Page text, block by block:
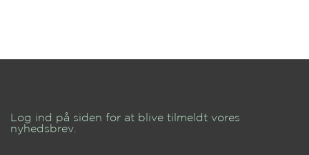
Log ind på siden for at blive tilmeldt vores
nyhedsbrev.